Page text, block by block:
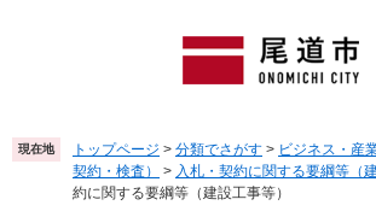
頭
で
飛
ば
現在地 トップページ > 分類でさがす > ビジネス・産
契約・検査）
> 入札・契約に関する要綱等（
約に関する要綱等（建設工事等）